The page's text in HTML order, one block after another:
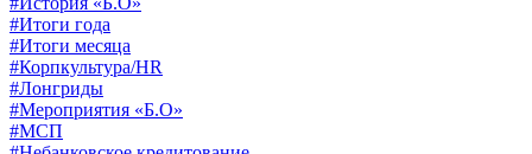
#Итоги года
#Итоги месяца
#Корпкультура/HR
#Лонгриды
#Мероприятия «Б.О»
#МСП